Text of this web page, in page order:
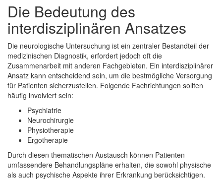
Die Bedeutung des
interdisziplinären Ansatzes
Die neurologische Untersuchung ist ein zentraler Bestandteil der
medizinischen Diagnostik, erfordert jedoch oft die
Zusammenarbeit mit anderen Fachgebieten. Ein interdisziplinärer
Ansatz kann entscheidend sein, um die bestmögliche Versorgung
für Patienten sicherzustellen. Folgende Fachrichtungen sollten
häufig involviert sein:
Psychiatrie
Neurochirurgie
Physiotherapie
Ergotherapie
Durch diesen thematischen Austausch können Patienten
umfassendere Behandlungspläne erhalten, die sowohl physische
als auch psychische Aspekte ihrer Erkrankung berücksichtigen.